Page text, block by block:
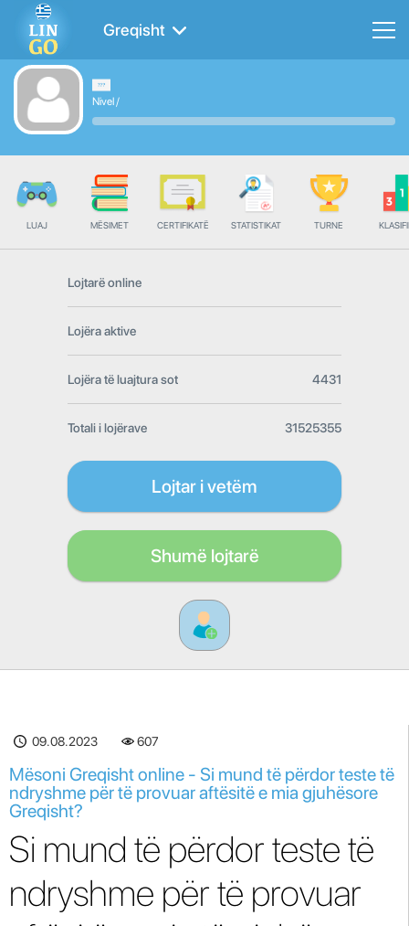
Greqisht
Nivel/
LUAJ MËSIMET CERTIFIKATË STATISTIKAT TURNE
Lojtarë online
Lojëra aktive
Lojëra të luajtura sot 4431
Totali i lojërave 31525355
Lojtar i vetëm
Shumë lojtarë
09.08.2023 607
Mësoni Greqisht online - Si mund të përdor teste të
ndryshme për të provuar aftësitë e mia gjuhësore
Greqisht?
Si mund të përdor teste të
ndryshme për të provuar